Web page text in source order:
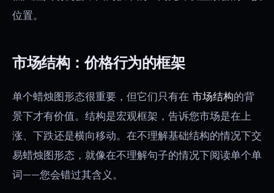
位置。
市场结构：价格行为的框架
单个蜡烛图形态很重要，但它们只有在 市场结构的背
景下才有价值。结构是宏观框架，告诉您市场是在上
涨、下跌还是横向移动。在不理解基础结构的情况下交
易蜡烛图形态，就像在不理解句子的情况下阅读单个单
词——您会错过其含义。